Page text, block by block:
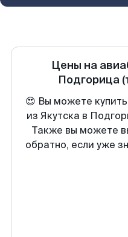
Цены на
Подгорица
😍 Вы можете
из Якутска в
Также вы можете
обратно, если уже